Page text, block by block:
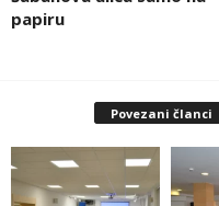
papiru
Povezani članci